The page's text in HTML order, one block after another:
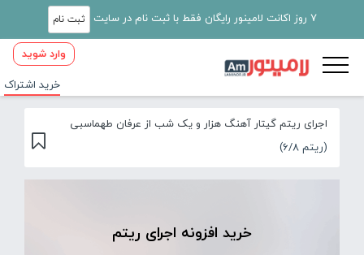
7 روز اکانت لامینور رایگان فقط با ثبت نام در سایت ثبت نام
وارد شوید
خرید اشتراک
اجرای ریتم گیتار آهنگ هزار و یک شب از عرفان طهماسبی
(ریتم 6/8)
خرید افزونه اجرای ریتم